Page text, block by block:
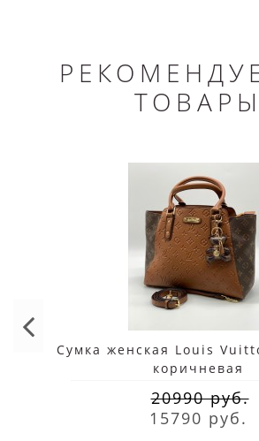
ТОВАРЫ
Сумка женская Louis
коричневая
20990 руб.
15790 руб.